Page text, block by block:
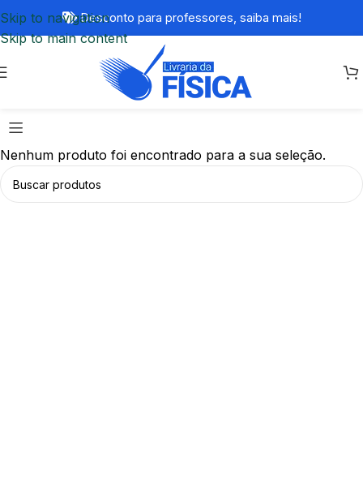
Skip to navigation
Skip to main content
Desconto para professores, saiba mais!
Nenhum produto foi encontrado para a sua seleção.